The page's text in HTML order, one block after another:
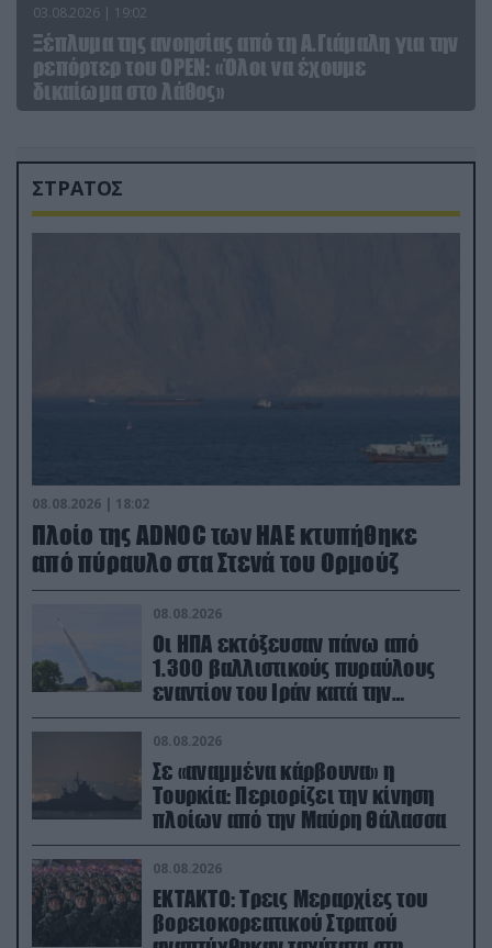
03.08.2026 | 19:02
Ξέπλυμα της ανοησίας από τη Α.Γιάμαλη για την
ρεπόρτερ του ΟΡΕΝ: «Όλοι να έχουμε
δικαίωμα στο λάθος»
ΣΤΡΑΤΟΣ
08.08.2026 | 18:02
Πλοίο της ADNOC των ΗΑΕ κτυπήθηκε
από πύραυλο στα Στενά του Ορμούζ
08.08.2026
Οι ΗΠΑ εκτόξευσαν πάνω από
1.300 βαλλιστικούς πυραύλους
εναντίον του Ιράν κατά την
διάρκεια του πολέμου
08.08.2026
Σε «αναμμένα κάρβουνα» η
Τουρκία: Περιορίζει την κίνηση
πλοίων από την Μαύρη Θάλασσα
08.08.2026
ΕΚΤΑΚΤΟ: Τρεις Μεραρχίες του
βορειοκορεατικού Στρατού